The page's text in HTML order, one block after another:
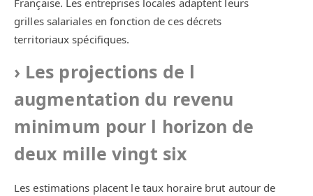
grilles salariales en fonction de ces décrets
territoriaux spécifiques.
Les projections de l
augmentation du revenu
minimum pour l horizon de
deux mille vingt six
Les estimations placent le taux horaire brut autour de